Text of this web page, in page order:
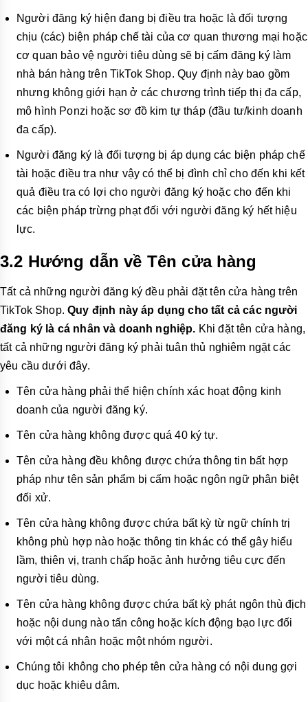
Người đăng ký hiện đang bị điều tra hoặc là đối tượng
chịu (các) biện pháp chế tài của cơ quan thương mại hoặc
cơ quan bảo vệ người tiêu dùng sẽ bị cấm đăng ký làm
nhà bán hàng trên TikTok Shop. Quy định này bao gồm
nhưng không giới hạn ở các chương trình tiếp thị đa cấp,
mô hình Ponzi hoặc sơ đồ kim tự tháp (đầu tư/kinh doanh
đa cấp).
Người đăng ký là đối tượng bị áp dụng các biện pháp chế
tài hoặc điều tra như vậy có thể bị đình chỉ cho đến khi kết
quả điều tra có lợi cho người đăng ký hoặc cho đến khi
các biện pháp trừng phạt đối với người đăng ký hết hiệu
lực.
3.2 Hướng dẫn về Tên cửa hàng
Tất cả những người đăng ký đều phải đặt tên cửa hàng trên
TikTok Shop. Quy định này áp dụng cho tất cả các người
đăng ký là cá nhân và doanh nghiệp. Khi đặt tên cửa hàng,
tất cả những người đăng ký phải tuân thủ nghiêm ngặt các
yêu cầu dưới đây.
Tên cửa hàng phải thể hiện chính xác hoạt động kinh
doanh của người đăng ký.
Tên cửa hàng không được quá 40 ký tự.
Tên cửa hàng đều không được chứa thông tin bất hợp
pháp như tên sản phẩm bị cấm hoặc ngôn ngữ phân biệt
đối xử.
Tên cửa hàng không được chứa bất kỳ từ ngữ chính trị
không phù hợp nào hoặc thông tin khác có thể gây hiểu
lầm, thiên vị, tranh chấp hoặc ảnh hưởng tiêu cực đến
người tiêu dùng.
Tên cửa hàng không được chứa bất kỳ phát ngôn thù địch
hoặc nội dung nào tấn công hoặc kích động bạo lực đối
với một cá nhân hoặc một nhóm người.
Chúng tôi không cho phép tên cửa hàng có nội dung gợi
dục hoặc khiêu dâm.